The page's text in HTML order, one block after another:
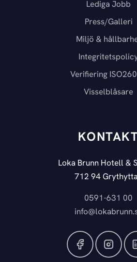
Lediga Jobb
Press/Galleri
Miljö &
Verifiering
Visselblåsare
Loka Brunn Hotell &
712 94
0591-631 00